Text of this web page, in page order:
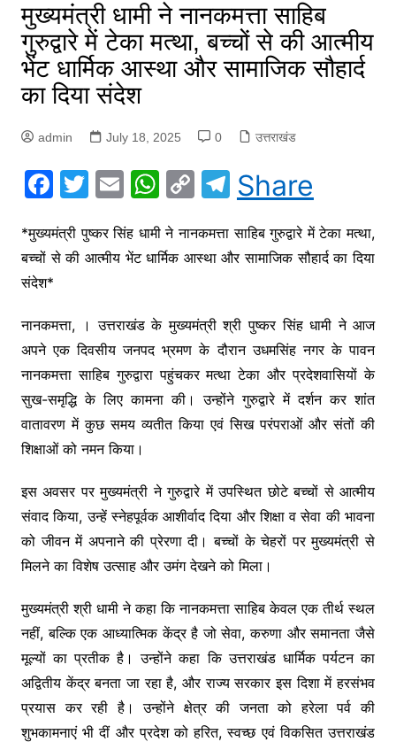
मुख्यमंत्री धामी ने नानकमत्ता साहिब
गुरुद्वारे में टेका मत्था, बच्चों से की आत्मीय
भेंट धार्मिक आस्था और सामाजिक सौहार्द
का दिया संदेश
admin July 18, 2025 0 उत्तराखंड
F
c
e
o
o
k
T
itt
er
E
ai
l
W
at
s
p
p
C
p
y
n
k
T
el
e
gr
m
Share
*मुख्यमंत्री पुष्कर सिंह धामी ने नानकमत्ता साहिब गुरुद्वारे में टेका मत्था,
बच्चों से की आत्मीय भेंट धार्मिक आस्था और सामाजिक सौहार्द का दिया
संदेश*
नानकमत्ता, । उत्तराखंड के मुख्यमंत्री श्री पुष्कर सिंह धामी ने आज
अपने एक दिवसीय जनपद भ्रमण के दौरान उधमसिंह नगर के पावन
नानकमत्ता साहिब गुरुद्वारा पहुंचकर मत्था टेका और प्रदेशवासियों के
सुख-समृद्धि के लिए कामना की। उन्होंने गुरुद्वारे में दर्शन कर शांत
वातावरण में कुछ समय व्यतीत किया एवं सिख परंपराओं और संतों की
शिक्षाओं को नमन किया।
इस अवसर पर मुख्यमंत्री ने गुरुद्वारे में उपस्थित छोटे बच्चों से आत्मीय
संवाद किया, उन्हें स्नेहपूर्वक आशीर्वाद दिया और शिक्षा व सेवा की भावना
को जीवन में अपनाने की प्रेरणा दी। बच्चों के चेहरों पर मुख्यमंत्री से
मिलने का विशेष उत्साह और उमंग देखने को मिला।
मुख्यमंत्री श्री धामी ने कहा कि नानकमत्ता साहिब केवल एक तीर्थ स्थल
नहीं, बल्कि एक आध्यात्मिक केंद्र है जो सेवा, करुणा और समानता जैसे
मूल्यों का प्रतीक है। उन्होंने कहा कि उत्तराखंड धार्मिक पर्यटन का
अद्वितीय केंद्र बनता जा रहा है, और राज्य सरकार इस दिशा में हरसंभव
प्रयास कर रही है। उन्होंने क्षेत्र की जनता को हरेला पर्व की
शुभकामनाएं भी दीं और प्रदेश को हरित, स्वच्छ एवं विकसित उत्तराखंड